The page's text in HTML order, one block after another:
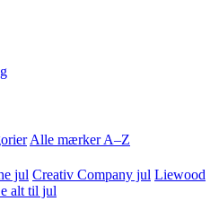
Alle mærker A–Z
jul Creativ Company jul Liewood
alt til jul